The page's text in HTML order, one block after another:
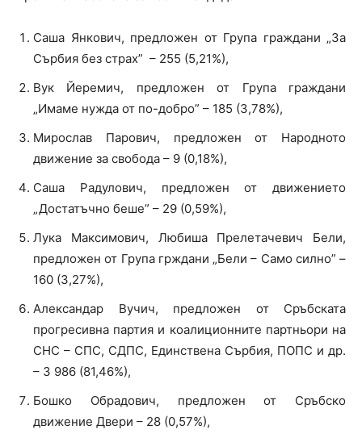
Саша Янкович, предложен от Група граждани „За
Сърбия без страх” – 255 (5,21%),
Вук Йеремич, предложен от Група граждани
„Имаме нужда от по-добро” – 185 (3,78%),
Мирослав Парович, предложен от Народното
движение за свобода – 9 (0,18%),
Саша Радулович, предложен от движението
„Достатъчно беше” – 29 (0,59%),
Лука Максимович, Любиша Прелетачевич Бели,
предложен от Група грждани „Бели – Само силно” –
160 (3,27%),
Александар Вучич, предложен от Сръбската
прогресивна партия и коалиционните партньори на
СНС – СПС, СДПС, Единствена Сърбия, ПОПС и др.
– 3 986 (81,46%),
Бошко Обрадович, предложен от Сръбско
движение Двери – 28 (0,57%),